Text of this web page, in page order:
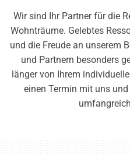
Wir sind Ihr Partner für die
Wohnträume. Gelebtes
und die Freude an unserem
und Partnern besonders
länger von Ihrem
einen Termin mit uns